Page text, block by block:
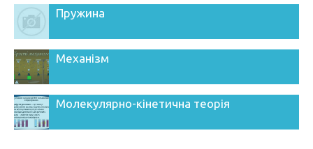
Пружина
Механізм
Молекулярно-кінетична теорія